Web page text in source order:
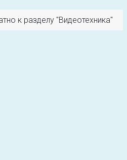
к разделу "Видеотехника"